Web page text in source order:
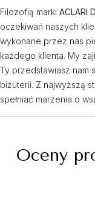
Filozofią marki ACLARI
oczekiwań naszych
wykonane przez nas
każdego klienta. My
Ty przedstawiasz nam
biżuterii. Z najwyższą
spełniać marzenia o
Oceny